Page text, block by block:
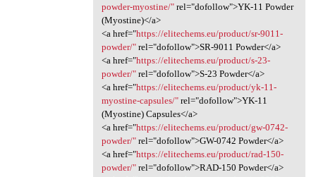
powder-myostine/"rel="dofollow">YK-11 Powder
(Myostine)</a>
<a href="https://elitechems.eu/product/sr-9011-
powder/"rel="dofollow">SR-9011 Powder</a>
<a href="https://elitechems.eu/product/s-23-
powder/"rel="dofollow">S-23 Powder</a>
<a href="https://elitechems.eu/product/yk-11-
myostine-capsules/"rel="dofollow">YK-11
(Myostine) Capsules</a>
<a href="https://elitechems.eu/product/gw-0742-
powder/"rel="dofollow">GW-0742 Powder</a>
<a href="https://elitechems.eu/product/rad-150-
powder/"rel="dofollow">RAD-150 Powder</a>